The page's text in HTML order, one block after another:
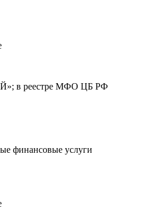
в реестре МФО ЦБ РФ
финансовые услуги